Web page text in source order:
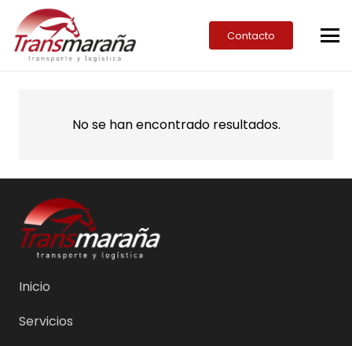
Contacto
No se han encontrado resultados.
Inicio
Servicios